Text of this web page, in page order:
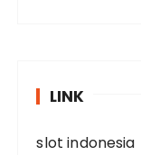
LINK
slot indonesia